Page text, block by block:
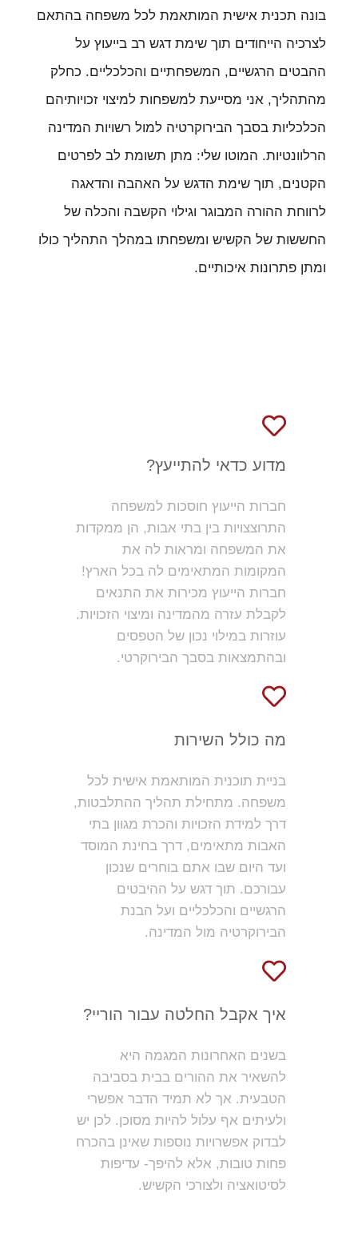
בונה תכנית אישית המותאמת לכל משפחה בהתאם
לצרכיה הייחודים תוך שימת דגש רב בייעוץ על
ההבטים הרגשיים, המשפחתיים והכלכליים. כחלק
מהתהליך, אני מסייעת למשפחות למיצוי זכויותיהם
הכלכליות בסבך הבירוקרטיה למול רשויות המדינה
הרלוונטיות. המוטו שלי: מתן תשומת לב לפרטים
הקטנים, תוך שימת הדגש על האהבה והדאגה
לרווחת ההורה המבוגר וגילוי הקשבה והכלה של
החששות של הקשיש ומשפחתו במהלך התהליך כולו
ומתן פתרונות איכותיים.
מדוע כדאי להתייעץ?
חברות הייעוץ חוסכות למשפחה
התרוצצויות בין בתי אבות, הן ממקדות
את המשפחה ומראות לה את
המקומות המתאימים לה בכל הארץ!
חברות הייעוץ מכירות את התנאים
לקבלת עזרה מהמדינה ומיצוי הזכויות.
עוזרות במילוי נכון של הטפסים
ובהתמצאות בסבך הבירוקרטי.
מה כולל השירות
בניית תוכנית המותאמת אישית לכל
משפחה. מתחילת תהליך ההתלבטות,
דרך למידת הזכויות והכרת מגוון בתי
האבות מתאימים, דרך בחינת המוסד
ועד היום שבו אתם בוחרים שנכון
עבורכם. תוך דגש על ההיבטים
הרגשיים והכלכליים ועל הבנת
הבירוקרטיה מול המדינה.
איך אקבל החלטה עבור הוריי?
בשנים האחרונות המגמה היא
להשאיר את ההורים בבית בסביבה
הטבעית. אך לא תמיד הדבר אפשרי
ולעיתים אף עלול להיות מסוכן. לכן יש
לבדוק אפשרויות נוספות שאינן בהכרח
פחות טובות, אלא להיפך- עדיפות
לסיטואציה ולצורכי הקשיש.